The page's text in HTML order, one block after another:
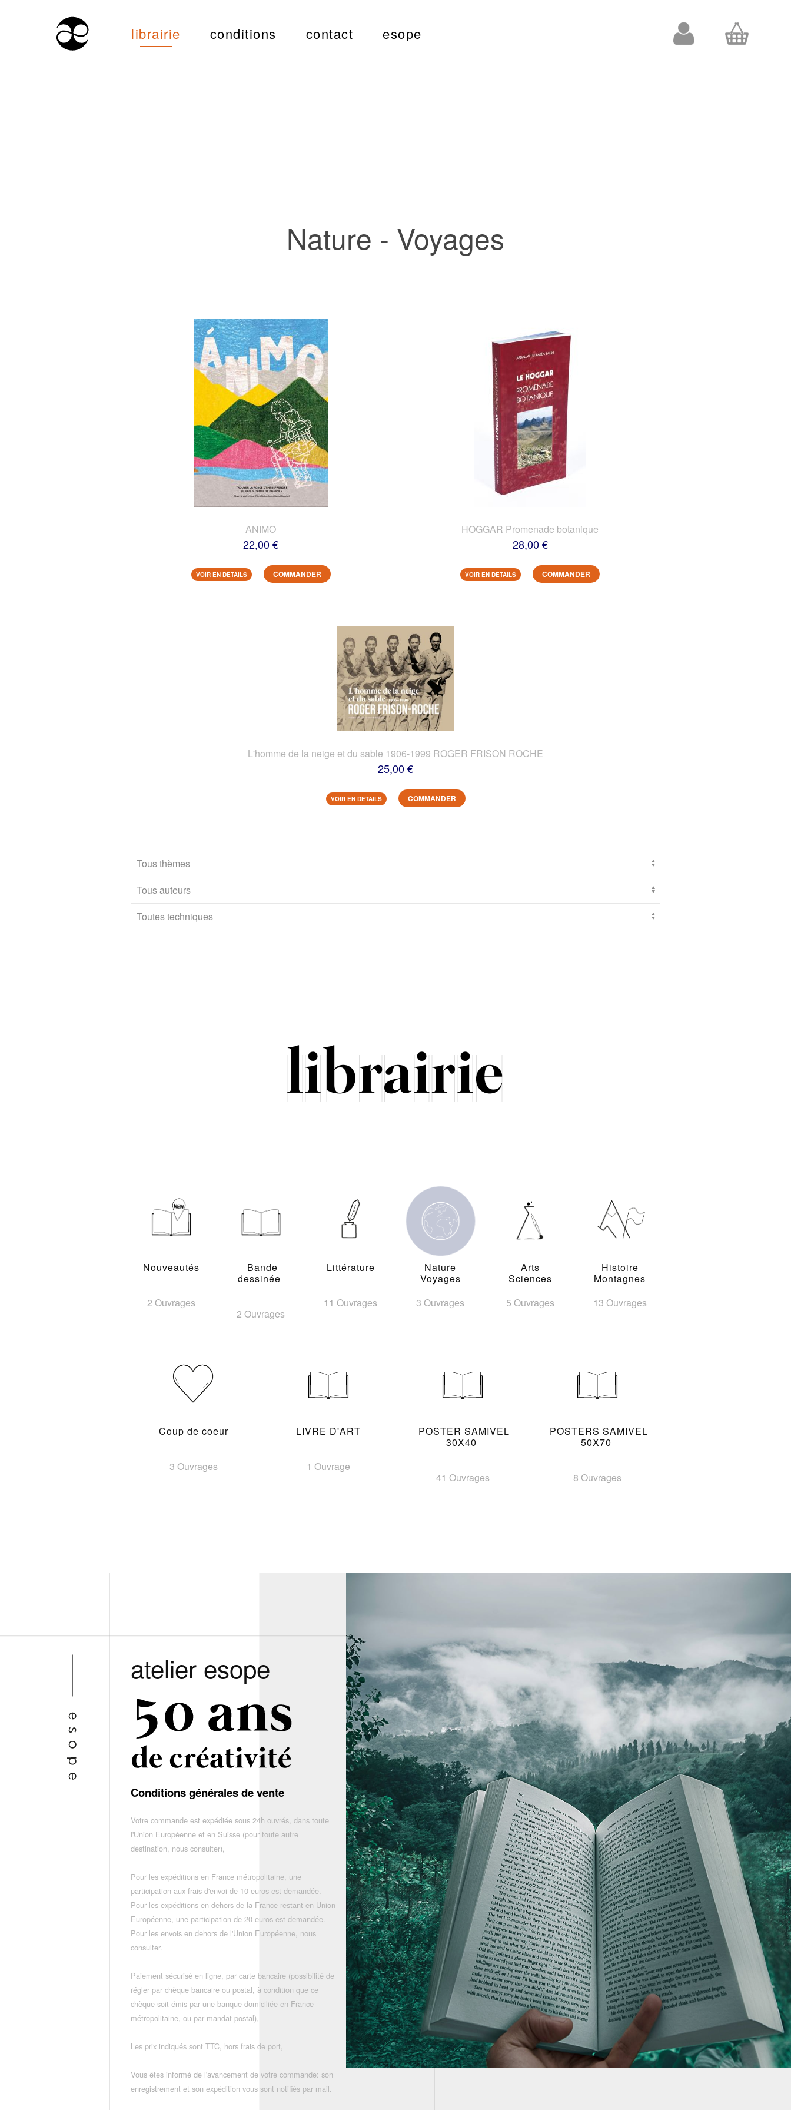
librairie conditions contact esope
Nature - Voyages
ANIMO
22,00 €
VOIR EN DETAILS COMMANDER
HOGGAR Promenade botanique
28,00 €
VOIR EN DETAILS COMMANDER
L'homme de la neige et du sable 1906-1999 ROGER FRISON ROCHE
25,00 €
VOIR EN DETAILS COMMANDER
Nouveautés
2 Ouvrages
Bande
dessinée
2 Ouvrages
Littérature
11 Ouvrages
Nature
Voyages
3 Ouvrages
Arts
Sciences
5 Ouvrages
Histoire
Montagnes
13 Ouvrages
Coup de coeur
3 Ouvrages
LIVRE D'ART
1 Ouvrage
POSTER SAMIVEL
30X40
41 Ouvrages
POSTERS SAMIVEL
50X70
8 Ouvrages
atelier esope
Conditions générales de vente
Votre commande est expédiée sous 24h ouvrés, dans toute
l'Union Européenne et en Suisse (pour toute autre
destination, nous consulter),
Pour les expéditions en France métropolitaine, une
participation aux frais d'envoi de 10 euros est demandée.
Pour les expéditions en dehors de la France restant en Union
Européenne, une participation de 20 euros est demandée.
Pour les envois en dehors de l'Union Européenne, nous
consulter.
Paiement sécurisé en ligne, par carte bancaire (possibilité de
régler par chèque bancaire ou postal, à condition que ce
chèque soit émis par une banque domiciliée en France
métropolitaine, ou par mandat postal),
Les prix indiqués sont TTC, hors frais de port,
Vous êtes informé de l'avancement de votre commande: son
enregistrement et son expédition vous sont notifiés par mail.